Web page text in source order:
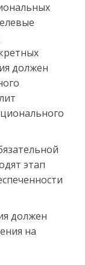
должен
этап
должен
на